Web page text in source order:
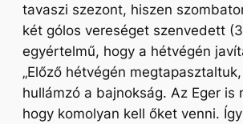
tavaszi szezont, hiszen
két gólos vereséget szenvedett
egyértelmű, hogy a hétvégén
„Előző hétvégén
hullámzó a bajnokság. Az Eger is
hogy komolyan kell őket venni.